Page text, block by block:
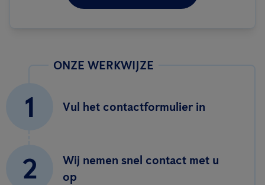
ONZE WERKWIJZE
1 Vul het contactformulier in
2
Wij nemen snel contact met u
op